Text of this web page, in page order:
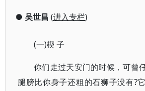
● 吴世昌 (进入专栏)
(一)楔 子
你们走过天安门的时候，可曾
腿膀比你身子还粗的石狮子没有?